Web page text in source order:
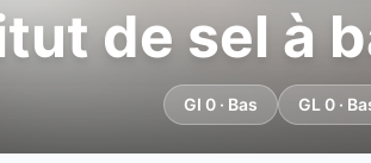
de sel à
GI 0 · Bas GL 0 ·